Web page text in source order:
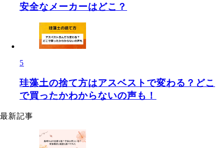
安全なメーカーはどこ？
5
珪藻土の捨て方はアスベストで変わる？どこ
で買ったかわからないの声も！
最新記事